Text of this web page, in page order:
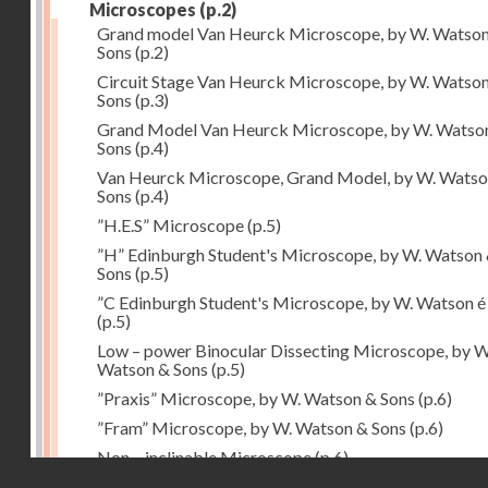
Microscopes (p.2)
Grand model Van Heurck Microscope, by W.
Sons (p.2)
Circuit Stage Van Heurck Microscope, by W.
Sons (p.3)
Grand Model Van Heurck Microscope, by W.
Sons (p.4)
Van Heurck Microscope, Grand Model, by W.
Sons (p.4)
”H.E.S” Microscope(p.5)
”H” Edinburgh Student's Microscope, by W. Watson
Sons (p.5)
”C Edinburgh Student's Microscope, by W. Watson é
(p.5)
Low – power Binocular Dissecting Microscope, by
Watson & Sons (p.5)
”Praxis” Microscope, by W. Watson & Sons (p.6)
”Fram” Microscope, by W. Watson & Sons (p.6)
Non – inclinable Microscope(p.6)